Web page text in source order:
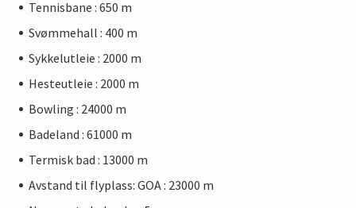
Tennisbane : 650 m
Svømmehall : 400 m
Sykkelutleie : 2000 m
Hesteutleie : 2000 m
Bowling : 24000 m
Badeland : 61000 m
Termisk bad : 13000 m
Avstand til flyplass: GOA : 23000 m